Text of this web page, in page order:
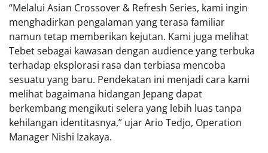
“Melalui Asian Crossover & Refresh Series, kami ingin
menghadirkan pengalaman yang terasa familiar
namun tetap memberikan kejutan. Kami juga melihat
Tebet sebagai kawasan dengan audience yang terbuka
terhadap eksplorasi rasa dan terbiasa mencoba
sesuatu yang baru. Pendekatan ini menjadi cara kami
melihat bagaimana hidangan Jepang dapat
berkembang mengikuti selera yang lebih luas tanpa
kehilangan identitasnya,” ujar Ario Tedjo, Operation
Manager Nishi Izakaya.